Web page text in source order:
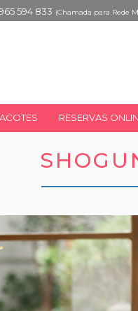
594 833 (Chamada para Rede
RESERVAS